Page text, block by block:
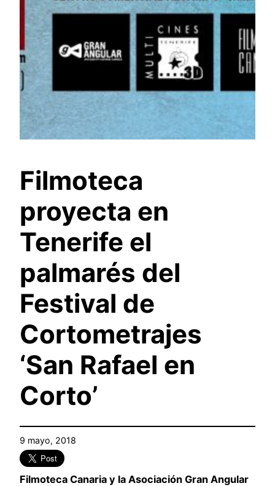
Filmoteca
proyecta en
Tenerife el
palmarés del
Festival de
Cortometrajes
‘San Rafael en
Corto’
9 mayo, 2018
Filmoteca Canaria y la Asociación Gran Angular